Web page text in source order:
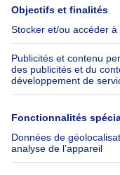
Presse
Emplois
Groupe Axel Springer
SeLoger.com
Immowelt.de
Aide
FAQ